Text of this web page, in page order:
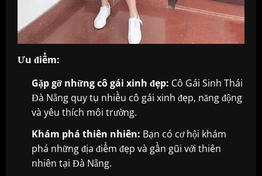
Ưu điểm:
Gặp gỡ những cô gái xinh đẹp: Cô Gái Sinh Thái
Đà Nẵng quy tụ nhiều cô gái xinh đẹp, năng động
và yêu thích môi trường.
Khám phá thiên nhiên: Bạn có cơ hội khám
phá những địa điểm đẹp và gần gũi với thiên
nhiên tại Đà Nẵng.